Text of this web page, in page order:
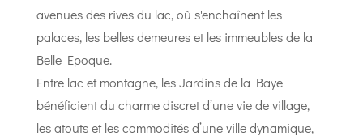
avenues des rives du lac, où s'enchaînent les
palaces, les belles demeures et les immeubles de la
Belle Epoque.
Entre lac et montagne, les Jardins de la Baye
bénéficient du charme discret d’une vie de village,
les atouts et les commodités d’une ville dynamique,